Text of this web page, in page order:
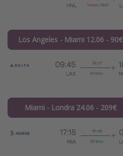
Los Angeles - Miami 12.06 - 90€
Miami - Londra 24.06 - 209€